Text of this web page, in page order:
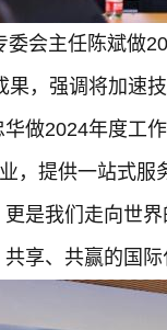
会主任陈斌做
，强调将加速
做2024年度工
，提供一站式
是我们走向世
享、共赢的国际